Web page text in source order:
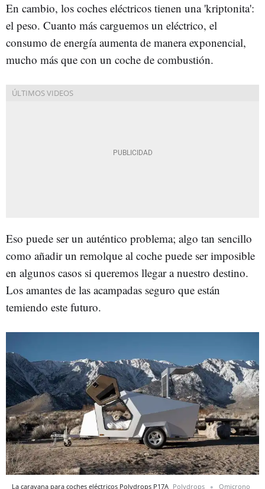
En cambio, los coches eléctricos tienen una 'kriptonita':
el peso. Cuanto más carguemos un eléctrico, el
consumo de energía aumenta de manera exponencial,
mucho más que con un coche de combustión.
Eso puede ser un auténtico problema; algo tan sencillo
como añadir un remolque al coche puede ser imposible
en algunos casos si queremos llegar a nuestro destino.
Los amantes de las acampadas seguro que están
temiendo este futuro.
La caravana para coches eléctricos Polydrops P17A Polydrops Omicrono